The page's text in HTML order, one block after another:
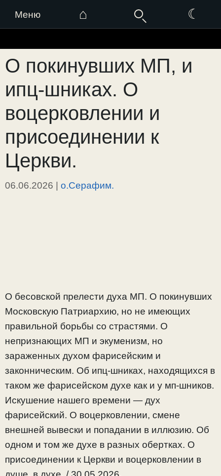
Меню ⌂ ☾
к
содержимому
О покинувших МП, и
ипц-шниках. О
воцерковлении и
присоединении к
Церкви.
06.06.2026 | о.Серафим.
О бесовской прелести духа МП. О покинувших
Московскую Патриархию, но не имеющих
правильной борьбы со страстями. О
непризнающих МП и экуменизм, но
зараженных духом фарисейским и
законническим. Об ипц-шниках, находящихся в
таком же фарисейском духе как и у мп-шников.
Искушение нашего времени — дух
фарисейский. О воцерковлении, смене
внешней вывески и попадании в иллюзию. Об
одном и том же духе в разных обертках. О
присоединении к Церкви и воцерковлении в